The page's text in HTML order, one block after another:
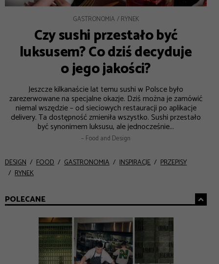
GASTRONOMIA RYNEK
Czy sushi przestało być
luksusem? Co dziś decyduje
o jego jakości?
Jeszcze kilkanaście lat temu sushi w Polsce było
zarezerwowane na specjalne okazje. Dziś można je zamówić
niemal wszędzie – od sieciowych restauracji po aplikacje
delivery. Ta dostępność zmieniła wszystko. Sushi przestało
być synonimem luksusu, ale jednocześnie...
– Food and Design
DESIGN FOOD GASTRONOMIA INSPIRACJE
PRZEPISY
RYNEK
POLECANE